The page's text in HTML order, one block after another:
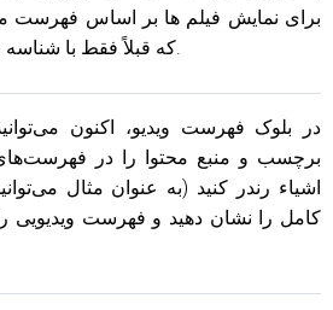
برای نمایش فیلم ها بر اساس فهرست
که قبلاً فقط با شناسه منبع محتوا امکان پذیر بود.
در بلوک فهرست ویدیو، اکنون
برچسب و منبع محتوا را در
اشیاء رندر کنید (به عنوان مثال
کامل را نشان دهید و فهرست ویدیویی